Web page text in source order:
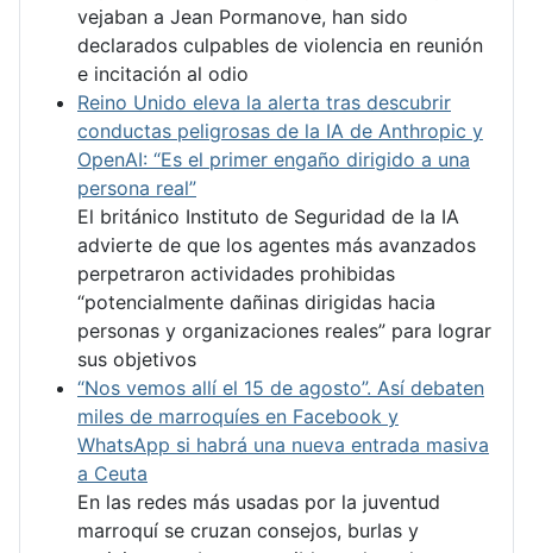
vejaban a Jean Pormanove, han sido
declarados culpables de violencia en reunión
e incitación al odio
Reino Unido eleva la alerta tras descubrir
conductas peligrosas de la IA de Anthropic y
OpenAI: “Es el primer engaño dirigido a una
persona real”
El británico Instituto de Seguridad de la IA
advierte de que los agentes más avanzados
perpetraron actividades prohibidas
“potencialmente dañinas dirigidas hacia
personas y organizaciones reales” para lograr
sus objetivos
“Nos vemos allí el 15 de agosto”. Así debaten
miles de marroquíes en Facebook y
WhatsApp si habrá una nueva entrada masiva
a Ceuta
En las redes más usadas por la juventud
marroquí se cruzan consejos, burlas y